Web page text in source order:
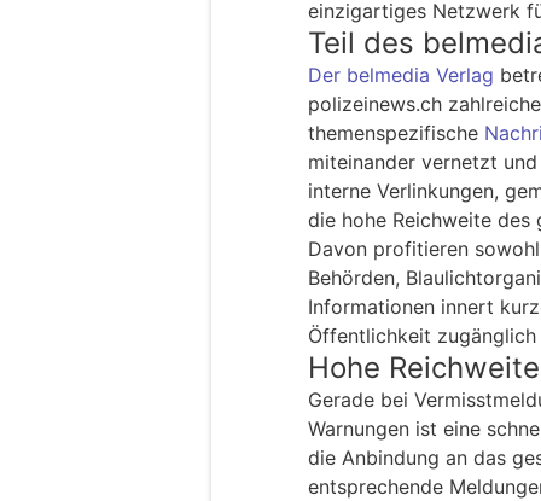
einzigartiges Netzwerk
Teil des
Der belmedia Verlag
polizeinews.ch
themenspezifische
miteinander vernetzt
interne Verlinkungen,
die hohe Reichweite des
Davon profitieren
Behörden,
Informationen innert
Öffentlichkeit
Hohe
Gerade bei
Warnungen ist eine
die Anbindung an das
entsprechende